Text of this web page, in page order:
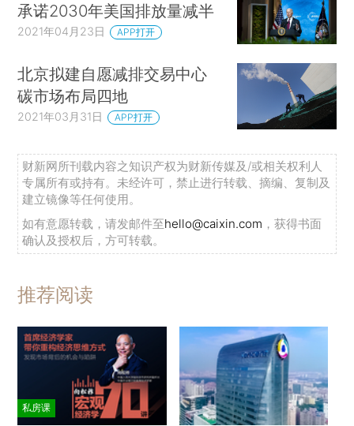
承诺2030年美国排放量减半
2021年04月23日 APP打开
北京拟建自愿减排交易中心
碳市场布局四地
2021年03月31日 APP打开
财新网所刊载内容之知识产权为财新传媒及/或相关权利人
专属所有或持有。未经许可，禁止进行转载、摘编、复制及
建立镜像等任何使用。
如有意愿转载，请发邮件至hello@caixin.com ，获得书面
确认及授权后，方可转载。
推荐阅读
私房课